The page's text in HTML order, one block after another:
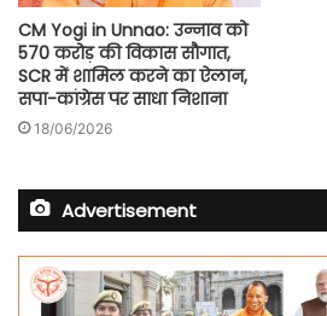
CM Yogi in Unnao: उन्नाव को
570 करोड़ की विकास सौगात,
SCR में शामिल करने का ऐलान,
सपा-कांग्रेस पर साधा निशाना
18/06/2026
Advertisement